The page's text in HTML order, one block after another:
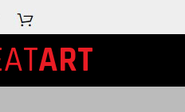
ART